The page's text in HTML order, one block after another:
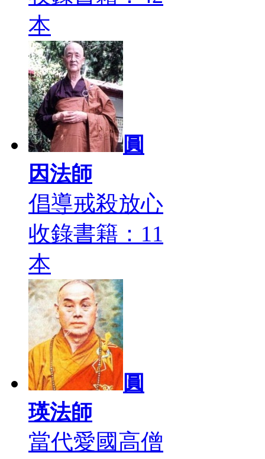
本
圓
因法師
倡導戒殺放心
收錄書籍：11
本
圓
瑛法師
當代愛國高僧